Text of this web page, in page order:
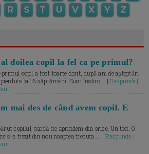
R S T U V X Y Z
doilea copil la fel ca pe primul?
primul copil a fost foarte dorit, după ani de așteptări
la 16 săptămâni. Sunt însărc... | Raspunde |
mai des de când avem copil. E
copilul, parcă ne aprindem din orice. Un ton. O
s-a trezit din nou noaptea trecuta.... |Raspunde |